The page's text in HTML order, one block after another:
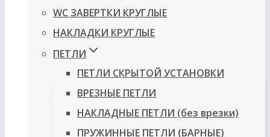
WC ЗАВЕРТКИ КРУГЛЫЕ
НАКЛАДКИ КРУГЛЫЕ
ПЕТЛИ
ПЕТЛИ СКРЫТОЙ УСТАНОВКИ
ВРЕЗНЫЕ ПЕТЛИ
НАКЛАДНЫЕ ПЕТЛИ (без врезки)
ПРУЖИННЫЕ ПЕТЛИ (БАРНЫЕ)